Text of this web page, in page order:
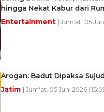
hingga Nekat Kabur dari
Entertainment | Jum'at, 05
Arogan: Badut Dipaksa
Jatim | Jum'at, 05 Juni 2026 |